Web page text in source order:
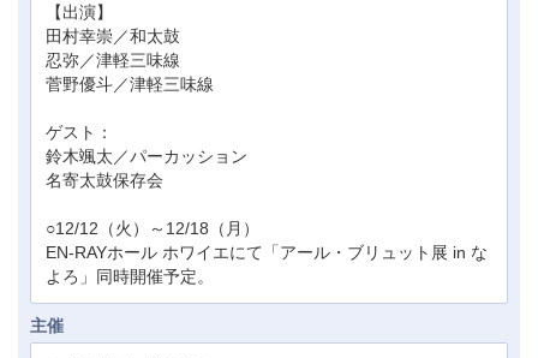
【出演】
田村幸崇／和太鼓
忍弥／津軽三味線
菅野優斗／津軽三味線
ゲスト：
鈴木颯太／パーカッション
名寄太鼓保存会
○12/12（火）～12/18（月）
EN-RAYホール ホワイエにて「アール・ブリュット展 in な
よろ」同時開催予定。
主催